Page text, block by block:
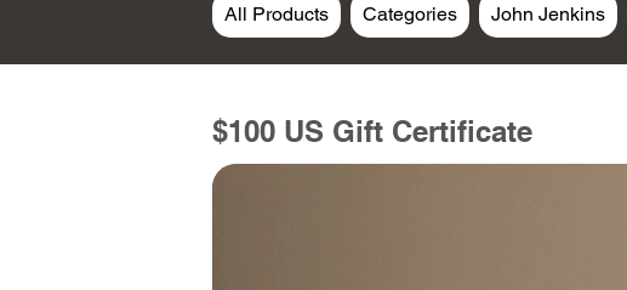
All Products Categories John Jenkins
$100 US Gift Certificate